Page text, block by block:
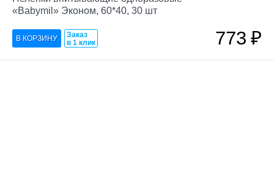
«Babymil» Эконом, 60*40, 30 шт
Заказ
в 1 клик
773₽